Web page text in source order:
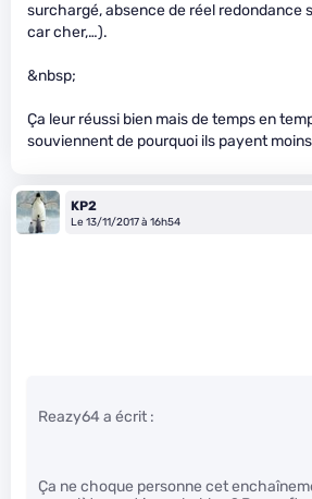
surchargé, absence de réel redondance
car cher,…).
&nbsp;
Ça leur réussi bien mais de temps en
souviennent de pourquoi ils payent
KP2
Le 13/11/2017 à 16h54
Reazy64 a écrit :
Ça ne choque personne cet